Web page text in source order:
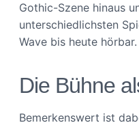
Gothic-Szene hinaus
unterschiedlichsten
Wave bis heute hörbar.
Die Bühne
Bemerkenswert ist